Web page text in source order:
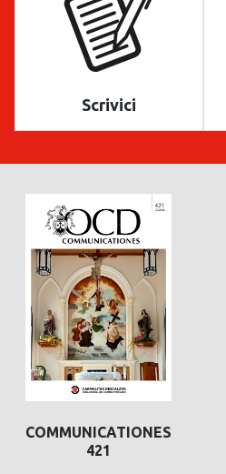
Scrivici
COMMUNICATIONES
421